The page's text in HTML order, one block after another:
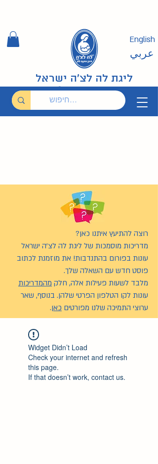
ליגת לה לצ'ה ישראל
English
عربي
רוצה להתיעץ איתנו כאן?
מדריכות מוסמכות של ליגת לה לצ’ה ישראל
עונות בפורום בהתנדבות! את מוזמנת לכתוב
פוסט חדש עם השאלה שלך.
מלבד לשעות פעילות אלה, חלק מהמדריכות
עונות לקו הטלפון הפרטי שלהן. בנוסף, שאר
ערוצי התמיכה שלנו מפורטים כאן.
Widget Didn’t Load
Check your internet and refresh
this page.
If that doesn’t work, contact us.